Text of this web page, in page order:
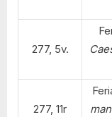
277, 5v.
277, 11r